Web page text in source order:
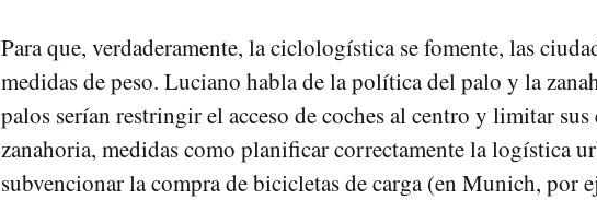
Para que, verdaderamente, la ciclologística se fomente, las
medidas de peso. Luciano habla de la política del palo y la
palos serían restringir el acceso de coches al centro y limitar
zanahoria, medidas como planificar correctamente la logística
subvencionar la compra de bicicletas de carga (en Munich, por